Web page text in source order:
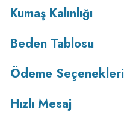
v223.22
Kumaş Kalınlığı
Beden Tablosu
Ödeme Seçenekleri
Hızlı Mesaj